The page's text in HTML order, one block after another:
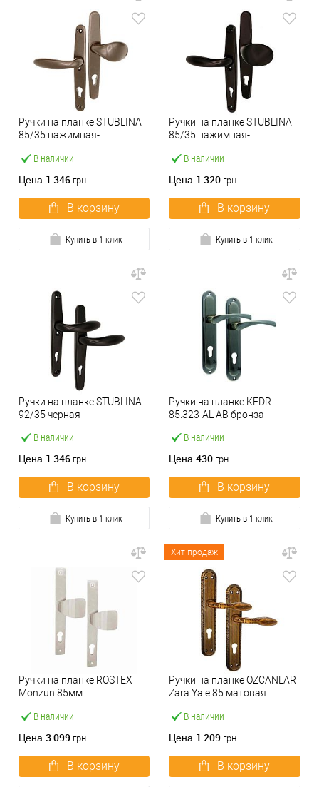
В наличии
Ручки на планке STUBLINA
85/35 нажимная-
Цена 1 346 грн.
В корзину
Купить в 1 клик
В наличии
Ручки на планке STUBLINA
85/35 нажимная-
Цена 1 320 грн.
В корзину
Купить в 1 клик
В наличии
Ручки на планке STUBLINA
92/35 черная
Цена 1 346 грн.
В корзину
Купить в 1 клик
В наличии
Ручки на планке KEDR
85.323-AL АВ бронза
Цена 430 грн.
В корзину
Купить в 1 клик
В наличии
Ручки на планке ROSTEX
Monzun 85мм
фиксированная
матовая
Цена 3 099 грн.
В корзину
Хит продаж
В наличии
Ручки на планке OZCANLAR
Zara Yale 85 матовая
Цена 1 209 грн.
В корзину